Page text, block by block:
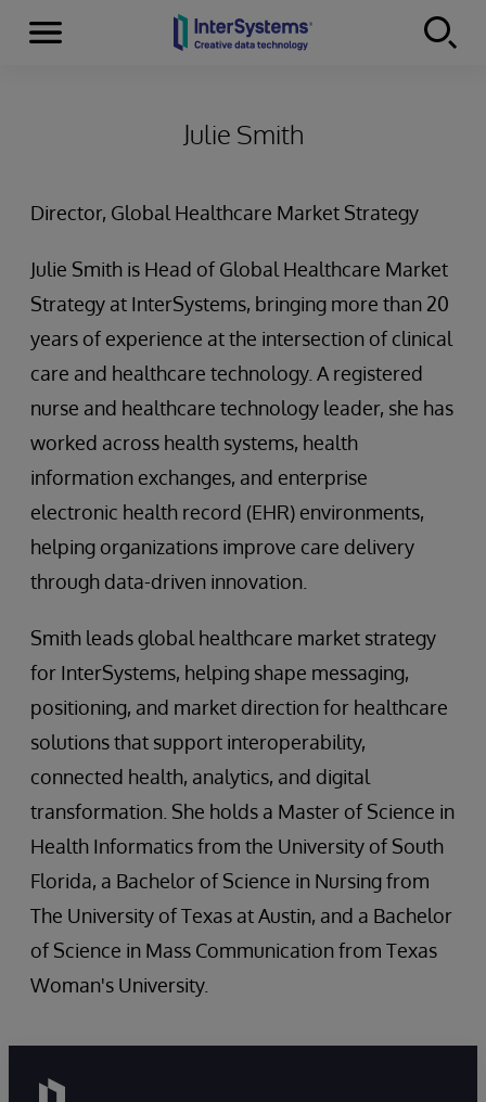
Skip to content
Menu
Julie Smith
Director, Global Healthcare Market Strategy
Julie Smith is Head of Global Healthcare Market
Strategy at InterSystems, bringing more than 20
years of experience at the intersection of clinical
care and healthcare technology. A registered
nurse and healthcare technology leader, she has
worked across health systems, health
information exchanges, and enterprise
electronic health record (EHR) environments,
helping organizations improve care delivery
through data-driven innovation.
Smith leads global healthcare market strategy
for InterSystems, helping shape messaging,
positioning, and market direction for healthcare
solutions that support interoperability,
connected health, analytics, and digital
transformation. She holds a Master of Science in
Health Informatics from the University of South
Florida, a Bachelor of Science in Nursing from
The University of Texas at Austin, and a Bachelor
of Science in Mass Communication from Texas
Woman's University.